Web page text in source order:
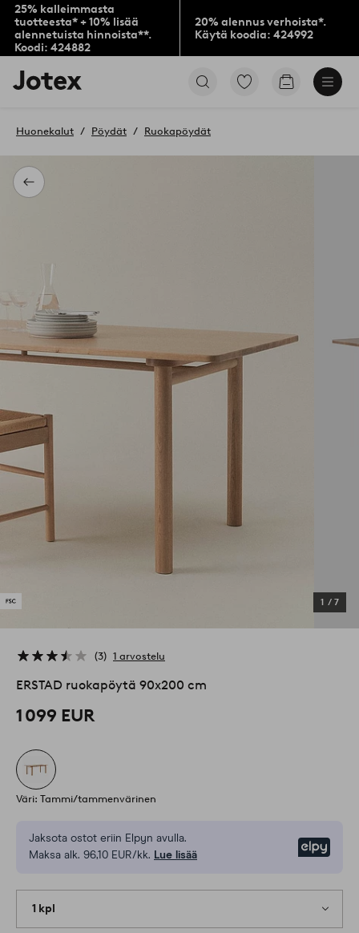
25% kalleimmasta
tuotteesta* + 10% lisää
alennetuista hinnoista**.
Koodi: 424882
20% alennus verhoista*.
Käytä koodia: 424992
Jotex-
logo
aloitussivulle
Siirry
Siirry
Takaisin
Huonekalut Pöydät Ruokapöydät
1 / 7
3 1 arvostelu
ERSTAD ruokapöytä 90x200 cm
1 099 EUR
Väri: Tammi/tammenvärinen
Jaksota ostot eriin Elpyn avulla.
Maksa alk. 96,10 EUR/kk. Lue lisää
1 kpl